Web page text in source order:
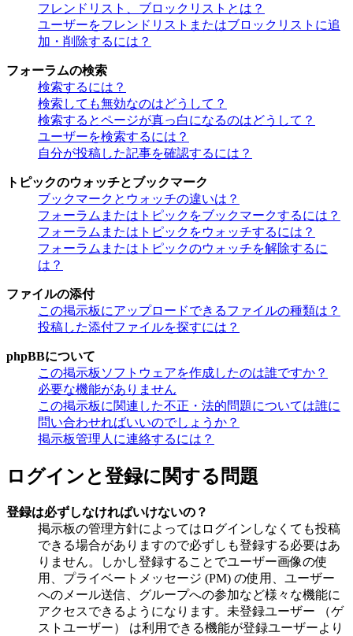
フレンドリスト、ブロックリストとは？
ユーザーをフレンドリストまたはブロックリストに追
加・削除するには？
フォーラムの検索
検索するには？
検索しても無効なのはどうして？
検索するとページが真っ白になるのはどうして？
ユーザーを検索するには？
自分が投稿した記事を確認するには？
トピックのウォッチとブックマーク
ブックマークとウォッチの違いは？
フォーラムまたはトピックをブックマークするには？
フォーラムまたはトピックをウォッチするには？
フォーラムまたはトピックのウォッチを解除するに
は？
ファイルの添付
この掲示板にアップロードできるファイルの種類は？
投稿した添付ファイルを探すには？
phpBBについて
この掲示板ソフトウェアを作成したのは誰ですか？
必要な機能がありません
この掲示板に関連した不正・法的問題については誰に
問い合わせればいいのでしょうか？
掲示板管理人に連絡するには？
ログインと登録に関する問題
登録は必ずしなければいけないの？
掲示板の管理方針によってはログインしなくても投稿
できる場合がありますので必ずしも登録する必要はあ
りません。しかし登録することでユーザー画像の使
用、プライベートメッセージ (PM) の使用、ユーザー
へのメール送信、グループへの参加など様々な機能に
アクセスできるようになります。未登録ユーザー （ゲ
ストユーザー） は利用できる機能が登録ユーザーより